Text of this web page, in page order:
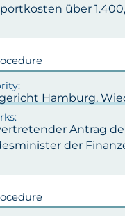
über
Hamburg,
Antrag
der